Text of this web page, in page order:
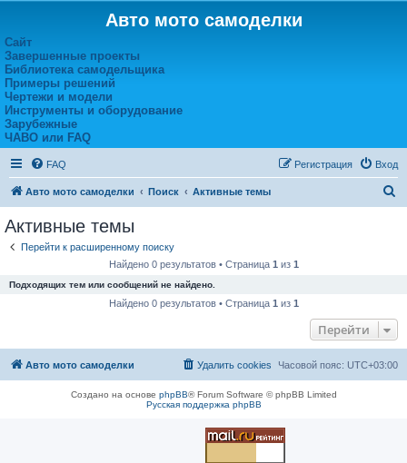
Авто мото самоделки
Сайт
Завершенные проекты
Библиотека самодельщика
Примеры решений
Чертежи и модели
Инструменты и оборудование
Зарубежные
ЧАВО или FAQ
FAQ Вход
Регистрация
Авто мото самоделки Поиск Активные темы
Активные темы
Перейти к расширенному поиску
Найдено 0 результатов • Страница 1 из 1
Подходящих тем или сообщений не найдено.
Найдено 0 результатов • Страница 1 из 1
Перейти
Авто мото самоделки Часовой пояс: UTC+03:00
Удалить cookies
Создано на основе phpBB® Forum Software © phpBB Limited
Русская поддержка phpBB